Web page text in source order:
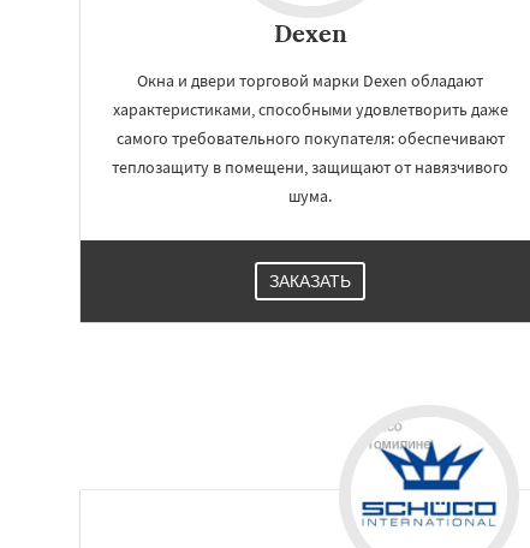
Dexen
Окна и двери торговой марки Dexen обладают
характеристиками, способными удовлетворить даже
самого требовательного покупателя: обеспечивают
теплозащиту в помещени, защищают от навязчивого
шума.
ЗАКАЗАТЬ